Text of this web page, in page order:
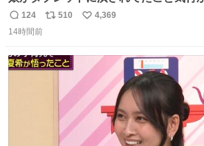
けは娘の波長を感じ取れるから声出せ
たらしい。 急いで旦那が救出して、泣
3回ほど。 小さい手だけど、地味に痛
那に泣きついてた。
返
信
124
リ
ト
510
い
4,369
14時間前